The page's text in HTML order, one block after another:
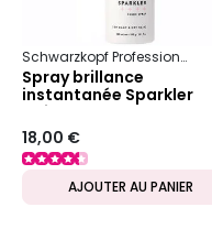
Schwarzkopf Professional
Spray brillance
instantanée Sparkler
Osis+
18,00 €
AJOUTER AU PANIER